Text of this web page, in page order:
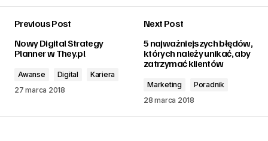
Previous Post
Nowy Digital Strategy
Planner w They.pl
Awanse Digital
Kariera
27 marca 2018
Next Post
5 najważniejszych błędów,
których należy unikać, aby
zatrzymać klientów
Marketing
Poradnik
28 marca 2018